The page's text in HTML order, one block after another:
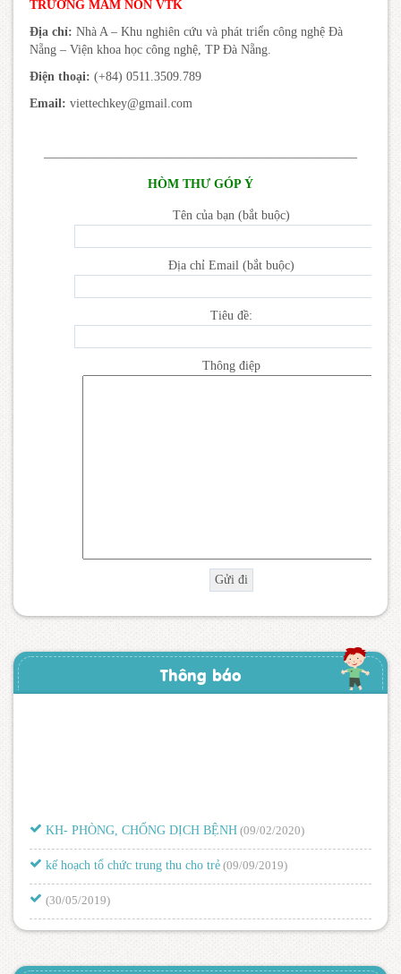
TRƯỜNG MẦM NON VTK
Địa chỉ: Nhà A – Khu nghiên cứu và phát triển công nghệ Đà
Nẵng – Viện khoa học công nghệ, TP Đà Nẵng.
Điện thoại: (+84) 0511.3509.789
Email: viettechkey@gmail.com
—————————————————————————
HÒM THƯ GÓP Ý
Tên của bạn (bắt buộc)
Địa chỉ Email (bắt buộc)
Tiêu đề:
Thông điệp
Thông báo
KH- PHÒNG, CHỐNG DỊCH BỆNH (09/02/2020)
kế hoạch tổ chức trung thu cho trẻ (09/09/2019)
(30/05/2019)
LỊCH TRỰC NGHỈ LỄ 30/4 – 1/5 NĂM 2019 (26/04/2019)
LỊCH TRỰC NGHỈ LỄ 30/4 – 1/5 (26/04/2019)